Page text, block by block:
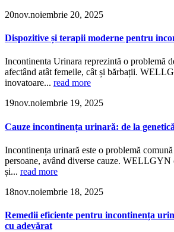
20nov.noiembrie 20, 2025
Dispozitive și terapii moderne pentru
Incontinenta Urinara reprezintă o problemă
afectând atât femeile, cât și bărbații.
inovatoare... read more
19nov.noiembrie 19, 2025
Cauze incontinența urinară: de la
Incontinența urinară este o problemă
persoane, având diverse cauze.
și... read more
18nov.noiembrie 18, 2025
Remedii eficiente pentru incontinența
cu adevărat